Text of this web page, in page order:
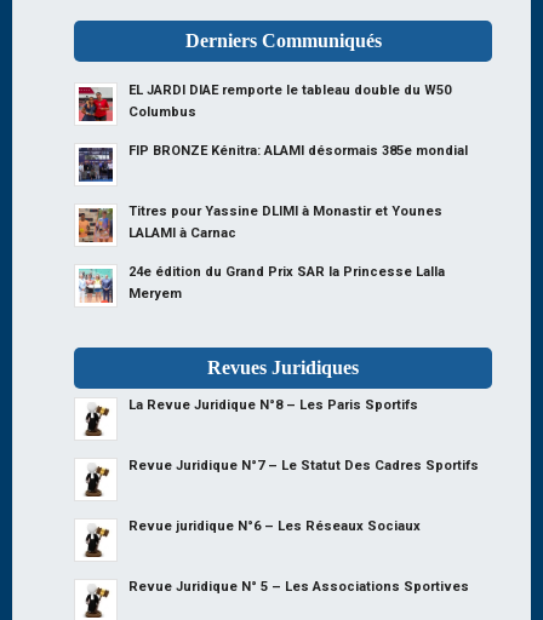
Derniers Communiqués
EL JARDI DIAE remporte le tableau double du W50
Columbus
FIP BRONZE Kénitra: ALAMI désormais 385e mondial
Titres pour Yassine DLIMI à Monastir et Younes
LALAMI à Carnac
24e édition du Grand Prix SAR la Princesse Lalla
Meryem
Revues Juridiques
La Revue Juridique N°8 – Les Paris Sportifs
Revue Juridique N°7 – Le Statut Des Cadres Sportifs
Revue juridique N°6 – Les Réseaux Sociaux
Revue Juridique N° 5 – Les Associations Sportives